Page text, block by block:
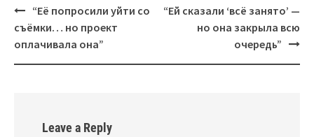
Post
navigation
“Её попросили уйти со
съёмки… но проект
оплачивала она”
“Ей сказали ‘всё занято’ —
но она закрыла всю
очередь”
Leave a Reply